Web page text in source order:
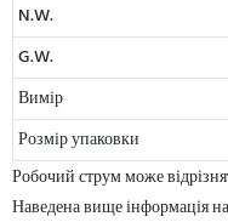
N.W.
G.W.
Вимір
Розмір упаковки
Робочий струм може
Наведена вище інформація